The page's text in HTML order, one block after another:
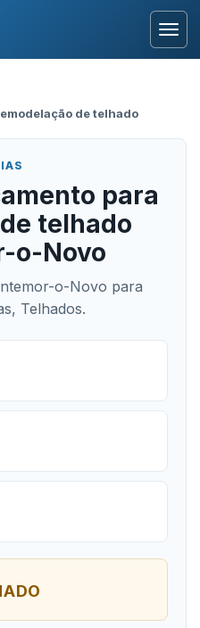
de telhado
para
telhado
o-Novo
o-Novo para
Telhados.